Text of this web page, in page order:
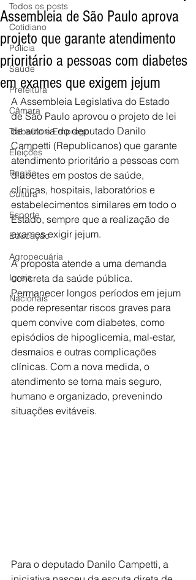
Todos os posts
Cotidiano
Polícia
Saúde
Prefeitura
Câmara
Trabalho e Emprego
Eleições
Região
Cultura
Esporte
Educação
Agropecuária
Igreja
Nacionais
Assembleia de São Paulo aprova
projeto que garante atendimento
prioritário a pessoas com diabetes
em exames que exigem jejum
A Assembleia Legislativa do Estado
de São Paulo aprovou o projeto de lei
de autoria do deputado Danilo
Campetti (Republicanos) que garante
atendimento prioritário a pessoas com
diabetes em postos de saúde,
clínicas, hospitais, laboratórios e
estabelecimentos similares em todo o
Estado, sempre que a realização de
exames exigir jejum.
A proposta atende a uma demanda
concreta da saúde pública.
Permanecer longos períodos em jejum
pode representar riscos graves para
quem convive com diabetes, como
episódios de hipoglicemia, mal-estar,
desmaios e outras complicações
clínicas. Com a nova medida, o
atendimento se torna mais seguro,
humano e organizado, prevenindo
situações evitáveis.
Para o deputado Danilo Campetti, a